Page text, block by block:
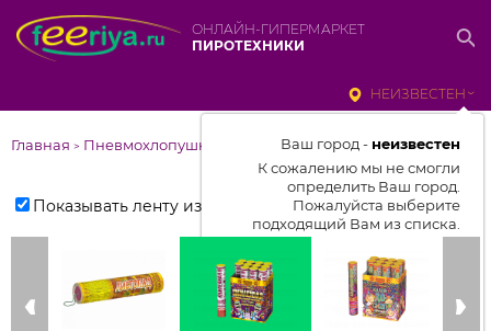
ОНЛАЙН-ГИПЕРМАРКЕТ
ПИРОТЕХНИКИ
НЕИЗВЕСТЕН
Ваш город - неизвестен
К сожалению мы не смогли
определить Ваш город.
Пожалуйста выберите
подходящий Вам из списка.
Выбрать город
От выбранного города зависит
Главная > Пневмохлопушки
Показывать ленту изделий